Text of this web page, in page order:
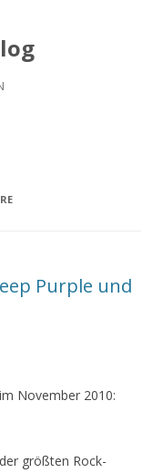
Purple und
November 2010:
größten Rock-